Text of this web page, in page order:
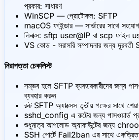
প্রকার: সাধারণ
WinSCP — প্রোটোকল: SFTP
macOS ফাইন্ডার — সার্ভারের সাথে
লিনাক্স: sftp user@IP বা scp ফাইল
VS কোড - সরাসরি সম্পাদনার জন্য দূরবর্তী
নিরাপত্তা চেকলিস্ট
সম্ভব হলে SFTP ব্যবহারকারীদের জন্য
ব্যবহার করুন
রুট SFTP অ্যাক্সেস তৃতীয় পক্ষের সাথে
sshd_config এ রুটের জন্য পাসওয়ার্ড
শুধুমাত্র আপলোড অ্যাকাউন্টের জন্য
SSH পোর্টে Fail2ban এর সাথে